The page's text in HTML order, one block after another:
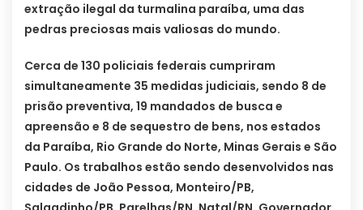
extração ilegal da turmalina paraíba, uma das
pedras preciosas mais valiosas do mundo.
Cerca de 130 policiais federais cumpriram
simultaneamente 35 medidas judiciais, sendo 8 de
prisão preventiva, 19 mandados de busca e
apreensão e 8 de sequestro de bens, nos estados
da Paraíba, Rio Grande do Norte, Minas Gerais e São
Paulo. Os trabalhos estão sendo desenvolvidos nas
cidades de João Pessoa, Monteiro/PB,